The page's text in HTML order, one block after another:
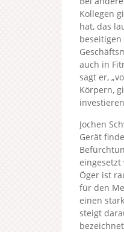
Kollegen
hat, das
auch in
sagt er,
Körpern,
Jochen
Gerät
eingesetzt
Öger ist
für den
einen
steigt